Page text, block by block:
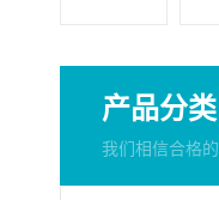
产品分类
我们相信合格